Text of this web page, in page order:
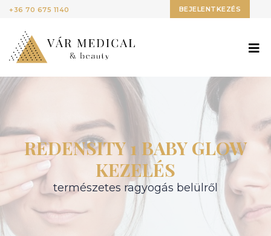
+36 70 675 1140 BEJELENTKEZÉS
REDENSITY 1 BABY GLOW
KEZELÉS
természetes ragyogás belülről